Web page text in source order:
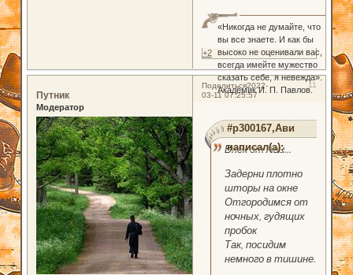
«Никогда не думайте, что
вы все знаете. И как бы
высоко не оценивали вас,
всегда имейте мужество
сказать себе, я невежда».
Академик И. П. Павлов.
+2
Поделиться 11
2022-
03-11 07:25:57
Путник
Модератор
#p300167,Ави
написал(а):
Внек от Ави...
Задерни плотно
шторы на окне
Отгородимся от
ночных, гудящих
пробок
Так, посидим
немного в тишине.